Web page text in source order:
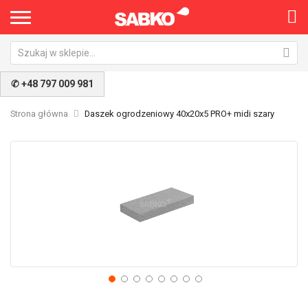
✆ +48 797 009 981
Strona główna Daszek ogrodzeniowy 40x20x5 PRO+ midi szary